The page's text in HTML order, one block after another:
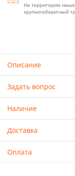
На территорию
крупногабаритный
Описание
Задать вопрос
Наличие
Доставка
Оплата